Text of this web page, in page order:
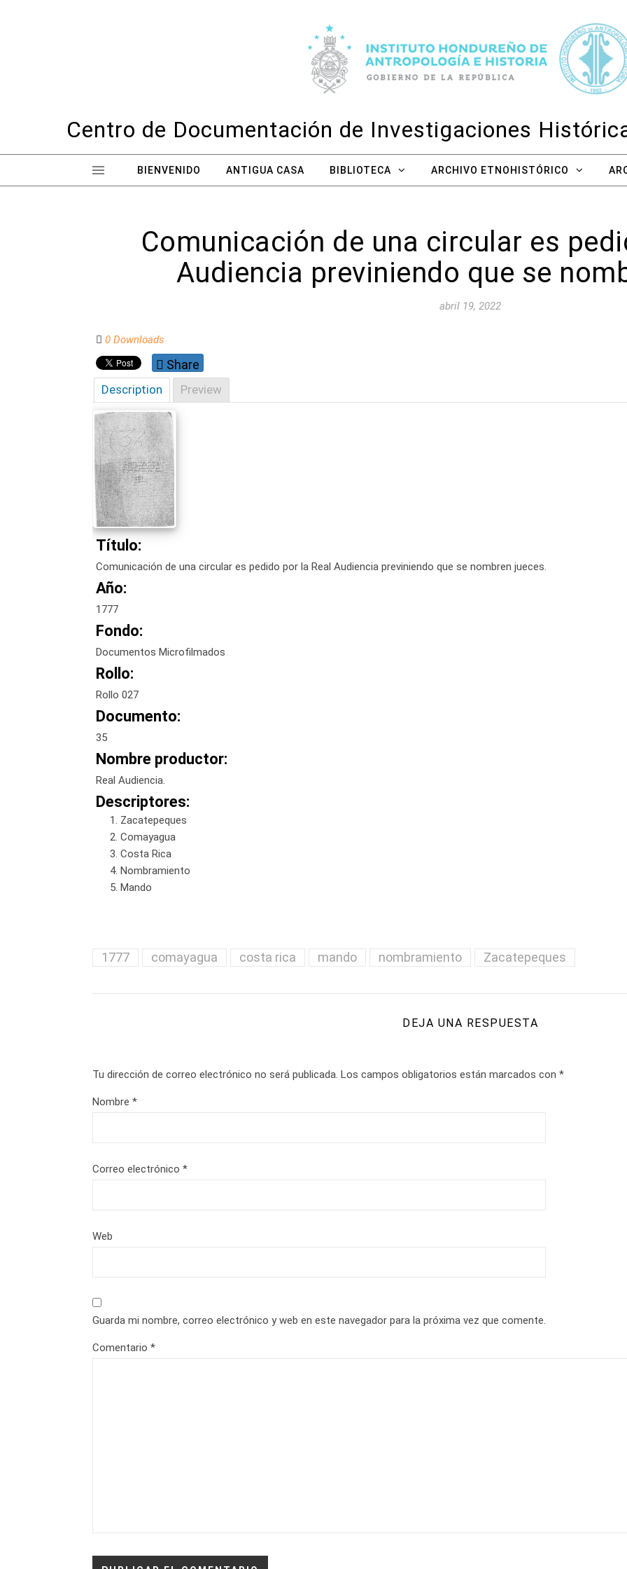
Centro de Documentación de Investigaciones
BIENVENIDO ANTIGUA CASA BIBLIOTECA ARCHIVO ETNOHISTÓRICO
Comunicación de una circular es
Audiencia previniendo que se
abril 19, 2022
0 Downloads
Share
Description Preview
Título:
Comunicación de una circular es pedido por la Real Audiencia previniendo que se nombren jueces.
Año:
1777
Fondo:
Documentos Microfilmados
Rollo:
Rollo 027
Documento:
35
Nombre productor:
Real Audiencia.
Descriptores:
Zacatepeques
Comayagua
Costa Rica
Nombramiento
Mando
1777 comayagua costa rica mando nombramiento Zacatepeques
DEJA UNA RESPUESTA
Tu dirección de correo electrónico no será publicada. Los campos obligatorios están marcados con *
Nombre *
Correo electrónico *
Web
Guarda mi nombre, correo electrónico y web en este navegador para la próxima vez que comente.
Comentario *